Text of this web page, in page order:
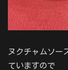
ヌクチャムソー
ていますので